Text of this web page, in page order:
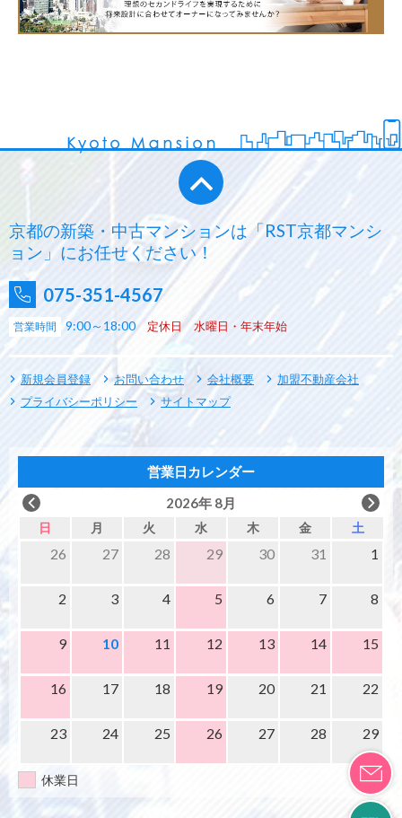
京都の新築・中古マンションは「RST京都マンシ
ョン」にお任せください！
075-351-4567
営業時間 9:00～18:00 定休日 水曜日・年末年始
新規会員登録 お問い合わせ 会社概要
加盟不動産会社
プライバシーポリシー
サイトマップ
営業日カレンダー
2026年 8月
日 月 火 水 木 金 土
26 27 28 29 30 31 1
2 3 4 5 6 7 8
9 10 11 12 13 14 15
16 17 18 19 20 21 22
23 24 25 26 27 28 29
休業日